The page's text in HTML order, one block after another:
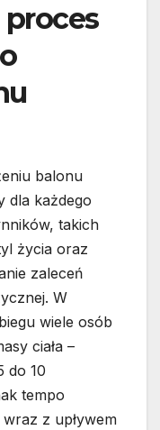
proces
balonu
dla każdego
takich
życia oraz
zaleceń
W
wiele osób
ciała –
do 10
tempo
z upływem